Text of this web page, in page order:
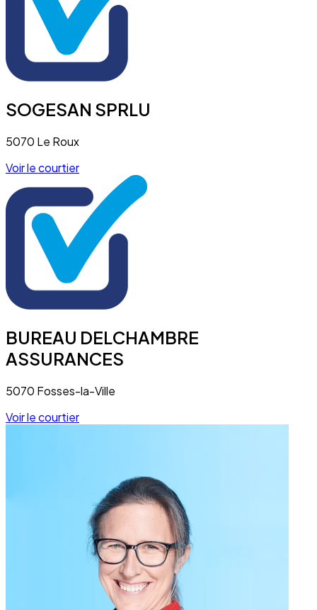
SOGESAN SPRLU
5070 Le Roux
Voir le courtier
BUREAU DELCHAMBRE
ASSURANCES
5070 Fosses-la-Ville
Voir le courtier